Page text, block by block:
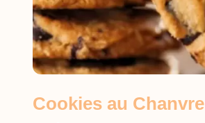
Cookies au Chanvre